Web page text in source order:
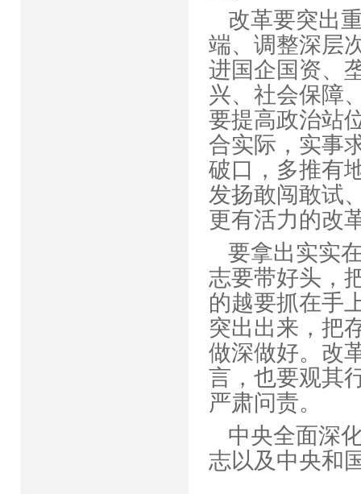
改革要突出
端、调整深层
进国企国资、
兴、社会保障
要提高政治站
合实际，实事
破口，多推有
发扬敢闯敢试
更有活力的
要拿出实实
志要带好头，
的越要抓在手
突出出来，把
做深做好。改
言，也要观其
严肃问责
中央全面深
志以及中央和